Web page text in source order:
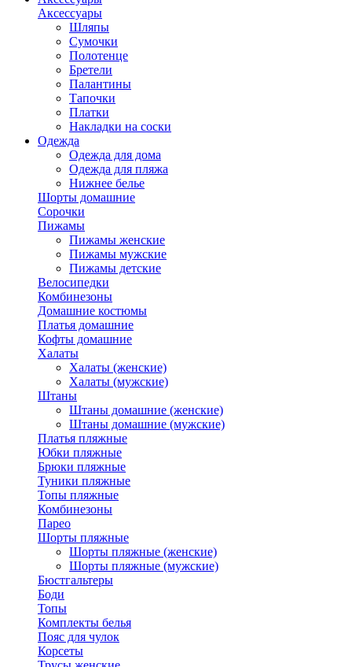
Аксессуары
Шляпы
Сумочки
Полотенце
Бретели
Палантины
Тапочки
Платки
Накладки на соски
Одежда
Одежда для дома
Одежда для пляжа
Нижнее белье
Шорты домашние
Сорочки
Пижамы
Пижамы женские
Пижамы мужские
Пижамы детские
Велосипедки
Комбинезоны
Домашние костюмы
Платья домашние
Кофты домашние
Халаты
Халаты (женские)
Халаты (мужские)
Штаны
Штаны домашние (женские)
Штаны домашние (мужские)
Платья пляжные
Юбки пляжные
Брюки пляжные
Туники пляжные
Топы пляжные
Комбинезоны
Парео
Шорты пляжные
Шорты пляжные (женские)
Шорты пляжные (мужские)
Бюстгальтеры
Боди
Топы
Комплекты белья
Пояс для чулок
Корсеты